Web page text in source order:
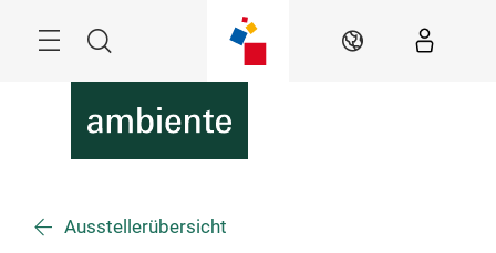
Suche DE
Ausstellerübersicht